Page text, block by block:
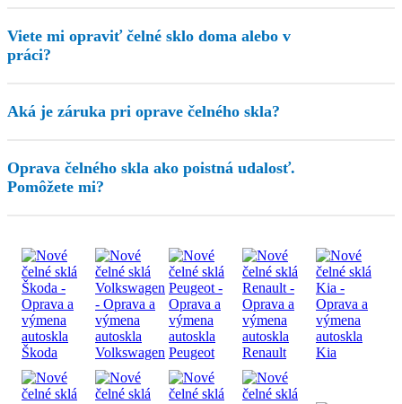
Viete mi opraviť čelné sklo doma alebo v
práci?
Aká je záruka pri oprave čelného skla?
Oprava čelného skla ako poistná udalosť.
Pomôžete mi?